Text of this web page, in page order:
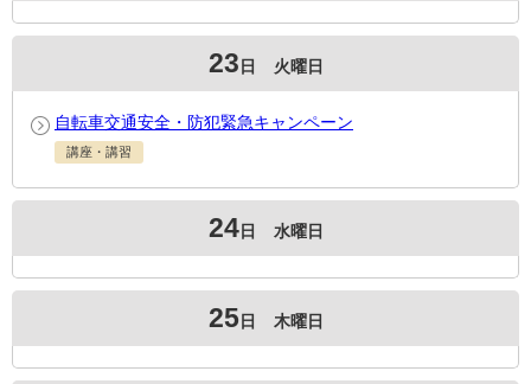
23 日 火曜日
自転車交通安全・防犯緊急キャンペーン
講座・講習
24日 水曜日
25日 木曜日